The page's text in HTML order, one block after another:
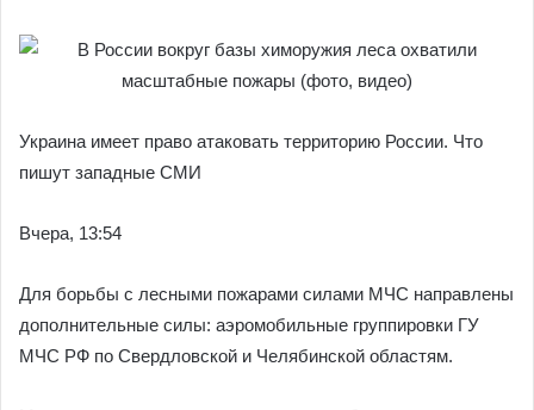
Украина имеет право атаковать территорию России. Что
пишут западные СМИ
Вчера, 13:54
Для борьбы с лесными пожарами силами МЧС направлены
дополнительные силы: аэромобильные группировки ГУ
МЧС РФ по Свердловской и Челябинской областям.